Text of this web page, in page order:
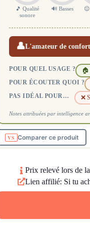
🎵 Qualité
sonore
🔊 Basses
👤L'amateur de
POUR QUEL USAGE ? 🏠
POUR ÉCOUTER QUOI ?
PAS IDÉAL POUR… ❌
Notes attribuées par intelligence
Comparer ce produit
Prix relevé lors de
Lien affilié: Si tu